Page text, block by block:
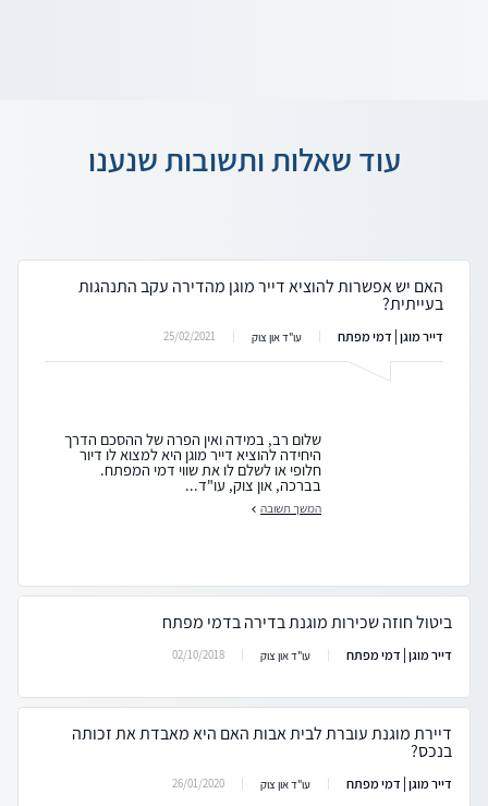
עוד שאלות ותשובות שנענו
האם יש אפשרות להוציא דייר מוגן מהדירה עקב התנהגות
בעייתית?
דייר מוגן | דמי מפתח עו"ד און צוק 25/02/2021
שלום רב, במידה ואין הפרה של ההסכם הדרך
היחידה להוציא דייר מוגן היא למצוא לו דיור
חלופי או לשלם לו את שווי דמי המפתח.
בברכה, און צוק, עו"ד...
המשך תשובה
ביטול חוזה שכירות מוגנת בדירה בדמי מפתח
דייר מוגן | דמי מפתח עו"ד און צוק 02/10/2018
דיירת מוגנת עוברת לבית אבות האם היא מאבדת את זכותה
בנכס?
דייר מוגן | דמי מפתח עו"ד און צוק 26/01/2020